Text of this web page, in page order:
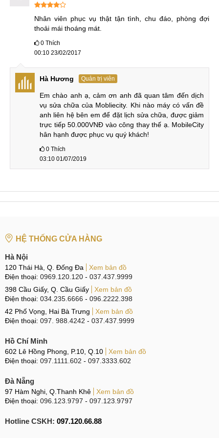
Dịch vụ thay mặt kính, thay màn hình Samsung
S2 tại MobileCity
Là một địa chỉ tuy tín hàng đầu ở Hà Nội và HCM trong lĩnh
vực sử chữa và thay thế linh kiện điện thoại. Trung tâm
MobileCity luôn đặt lợi ích của khách hàng lên hàng đầu.
Khi đến trung tâm sử dụng dịch vụ các bạn sẽ được rất
nhiều phần quà ưu đãi sau đây:
Dịch vụ thay thế màn hình Samsung
Thay màn hình Samsung S2 với chi phí rẻ nhất thị
trường
mặt kính.
Hỗ trợ cài đặt tất cả các game, ứng dụng mà khách
Vệ sinh máy sạch sẽ hoàn toàn miễn phí.
hình Samsung S2
Hỗ trợ gói bảo hành vàng nếu bạn cần thiết.
Thay thế,sửa chữa Samsunglấy ngay trong ngày
Trả lời một số câu hỏi về thay thế màn hình
Samsung S2?
Bạn Thu Thủy
bảo chính hãng không"
toàn được thay bằng linh kiện chính hãng. Nhập khẩu tại
nơi sản xuất không qua trung gian nên giá rất rẻ. Đảm bảo
chất lượng tốt còn nguyên tem bảo hành của nhà sản xuất.
Bạn sẽ được kiểm tra trực tiếp linh kiện trước khi thay màn
Nhân viên phục vụ thật tận tình, chu đáo, phòng đợi
thoải mái thoáng mát.
0 Thích
00:10 23/02/2017
Hà Hương Quản trị viên
Em chào anh ạ, cảm ơn anh đã quan tâm đến dịch
vụ sửa chữa của Mobliecity. Khi nào máy có vấn đề
anh liên hệ bên em để đặt lịch sửa chữa, được giảm
trực tiếp 50.000VNĐ vào công thay thế ạ. MobileCity
hân hạnh được phục vụ quý khách!
0 Thích
03:10 01/07/2019
HỆ THỐNG CỬA HÀNG
Hà Nội
120 Thái Hà, Q. Đống Đa
Xem bản đồ
Điện thoại: 0969.120.120 - 037.437.9999
398 Cầu Giấy, Q. Cầu Giấy
Xem bản đồ
Điện thoại: 034.235.6666 - 096.2222.398
42 Phố Vọng, Hai Bà Trưng
Xem bản đồ
Điện thoại: 097. 988.4242 - 037.437.9999
Hồ Chí Minh
602 Lê Hồng Phong, P.10, Q.10
Xem bản đồ
Điện thoại: 097.1111.602 - 097.3333.602
Đà Nẵng
97 Hàm Nghi, Q.Thanh Khê
Xem bản đồ
Điện thoại: 096.123.9797 - 097.123.9797
Hotline CSKH: 097.120.66.88